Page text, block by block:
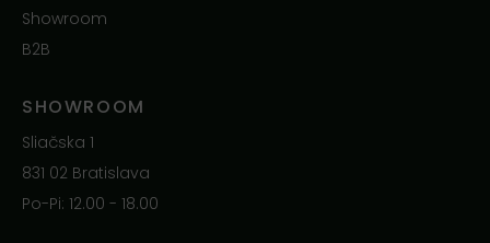
Showroom
B2B
SHOWROOM
Sliačska 1
831 02 Bratislava
Po-Pi: 12.00 - 18.00